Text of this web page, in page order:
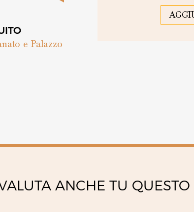
e Palazzo
ANCHE TU